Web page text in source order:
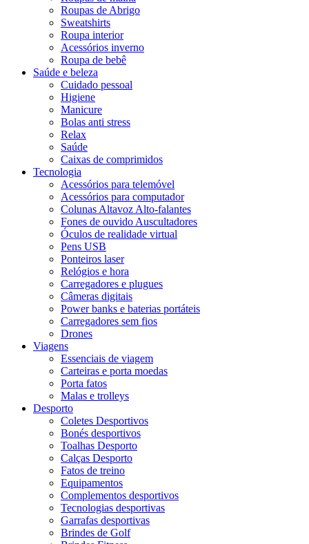
Roupas de Abrigo
Sweatshirts
Roupa interior
Acessórios inverno
Roupa de bebê
Saúde e beleza
Cuidado pessoal
Higiene
Manicure
Bolas anti stress
Relax
Saúde
Caixas de comprimidos
Tecnologia
Acessórios para telemóvel
Acessórios para computador
Colunas Altavoz Alto-falantes
Fones de ouvido Auscultadores
Óculos de realidade virtual
Pens USB
Ponteiros laser
Relógios e hora
Carregadores e plugues
Câmeras digitais
Power banks e baterias portáteis
Carregadores sem fios
Drones
Viagens
Essenciais de viagem
Carteiras e porta moedas
Porta fatos
Malas e trolleys
Desporto
Coletes Desportivos
Bonés desportivos
Toalhas Desporto
Calças Desporto
Fatos de treino
Equipamentos
Complementos desportivos
Tecnologias desportivas
Garrafas desportivas
Brindes de Golf